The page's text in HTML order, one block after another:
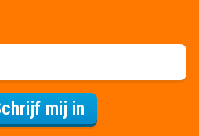
mij in